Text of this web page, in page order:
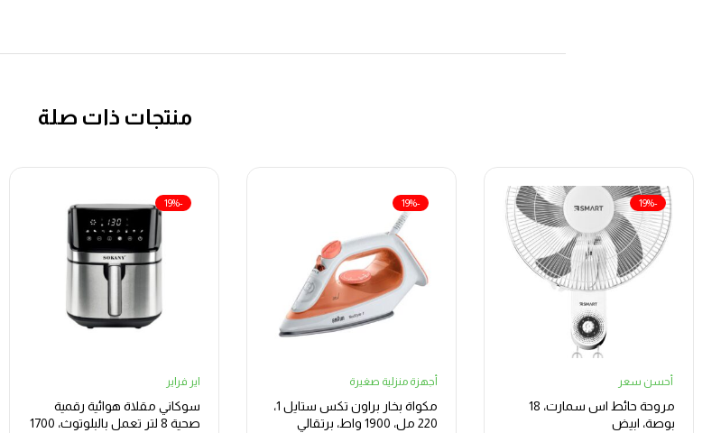
منتجات ذات صلة
-19%
أحسن سعر
مروحة حائط اس سمارت، 18
بوصة، ابيض
-19%
أجهزة منزلية صغيرة
مكواة بخار براون تكس ستايل 1،
220 مل، 1900 واط، برتقالي
-19%
اير فراير
سوكاني مقلاة هوائية رقمية
صحية 8 لتر تعمل بالبلوتوث، 1700